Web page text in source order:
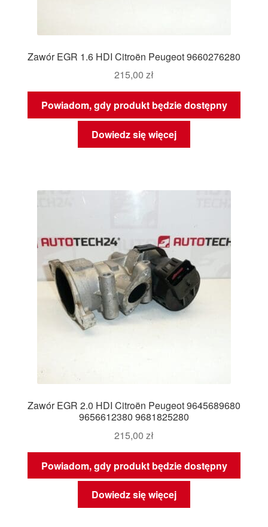
Zawór EGR 1.6 HDI Citroën Peugeot 9660276280
215,00 zł
Powiadom, gdy produkt będzie dostępny
Dowiedz się więcej
Zawór EGR 2.0 HDI Citroën Peugeot 9645689680
9656612380 9681825280
215,00 zł
Powiadom, gdy produkt będzie dostępny
Dowiedz się więcej